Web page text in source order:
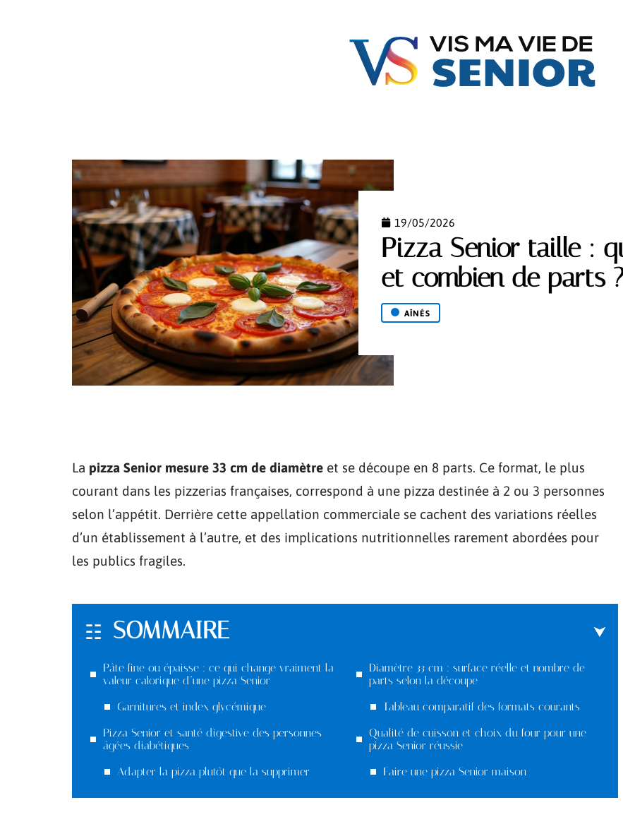
19/05/2026
Pizza Senior taille :
et combien de parts
AÎNÉS
La pizza Senior mesure 33 cm de diamètre et se découpe en 8 parts. Ce format, le plus
courant dans les pizzerias françaises, correspond à une pizza destinée à 2 ou 3 personnes
selon l’appétit. Derrière cette appellation commerciale se cachent des variations réelles
d’un établissement à l’autre, et des implications nutritionnelles rarement abordées pour
les publics fragiles.
SOMMAIRE
Pâte fine ou épaisse : ce qui change vraiment la
valeur calorique d’une pizza Senior
Garnitures et index glycémique
Pizza Senior et santé digestive des personnes
âgées diabétiques
Adapter la pizza plutôt que la supprimer
Diamètre 33 cm : surface réelle et nombre de
parts selon la découpe
Tableau comparatif des formats courants
Qualité de cuisson et choix du four pour une
pizza Senior réussie
Faire une pizza Senior maison